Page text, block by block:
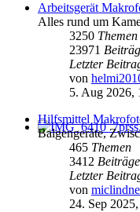
Arbeitsgerät
Alles rund um
3250 Themen
23971
Letzter
von
5. Aug 2026,
Hilfsmittel
Balgengeräte,
465 Themen
3412 Beiträge
Letzter
von
24. Sep